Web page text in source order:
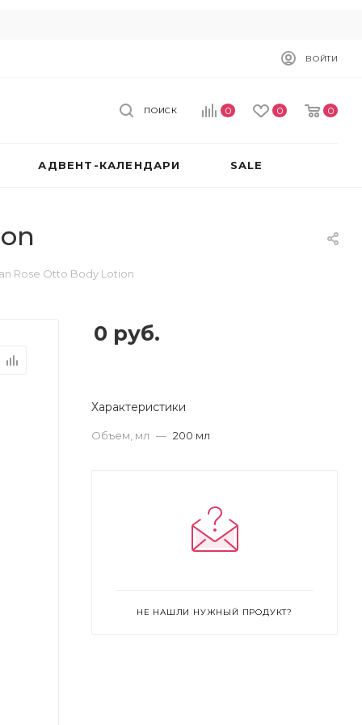
ВОЙТИ
0 0 0
ПОИСК
АДВЕНТ-КАЛЕНДАРИ SALE
Rose Otto Body Lotion
0 руб.
Характеристики
Объем, мл — 200 мл
НЕ НАШЛИ НУЖНЫЙ ПРОДУКТ?